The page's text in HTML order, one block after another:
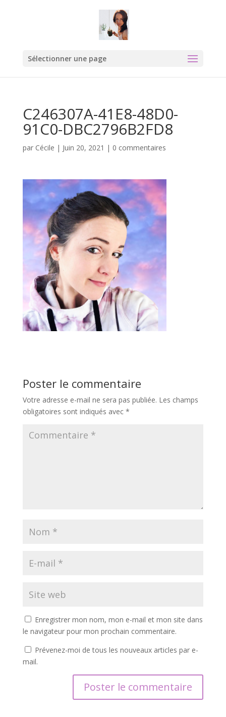
Sélectionner une page
C246307A-41E8-48D0-
91C0-DBC2796B2FD8
par Cécile | Juin 20, 2021 | 0 commentaires
Poster le commentaire
Votre adresse e-mail ne sera pas publiée. Les champs
obligatoires sont indiqués avec *
Enregistrer mon nom, mon e-mail et mon site dans
le navigateur pour mon prochain commentaire.
Prévenez-moi de tous les nouveaux articles par e-
mail.